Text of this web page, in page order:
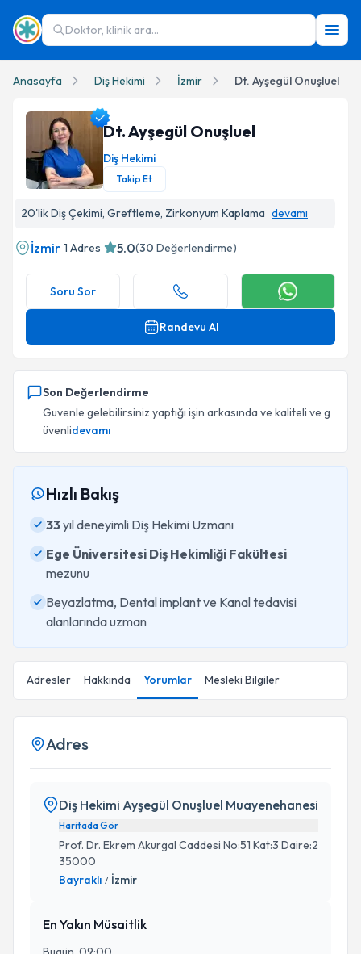
Doktor, klinik ara...
Anasayfa Diş Hekimi İzmir Dt. Ayşegül Onuşluel
Dt. Ayşegül Onuşluel
Diş Hekimi
Takip Et
20'lik Diş Çekimi, Greftleme, Zirkonyum Kaplama devamı
İzmir 1 Adres 5.0(30 Değerlendirme)
Soru Sor
Randevu Al
Son Değerlendirme
Guvenle gelebilirsiniz yaptığı işin arkasında ve kaliteli ve g
üvenlidevamı
Hızlı Bakış
33yıl deneyimli Diş Hekimi Uzmanı
Ege Üniversitesi Diş Hekimliği Fakültesi
mezunu
Beyazlatma, Dental implant ve Kanal tedavisi
alanlarında uzman
Adresler Hakkında Yorumlar Mesleki Bilgiler
Adres
Diş Hekimi Ayşegül Onuşluel Muayenehanesi
Haritada Gör
Prof. Dr. Ekrem Akurgal Caddesi No:51 Kat:3 Daire:2
35000
Bayraklı / İzmir
En Yakın Müsaitlik